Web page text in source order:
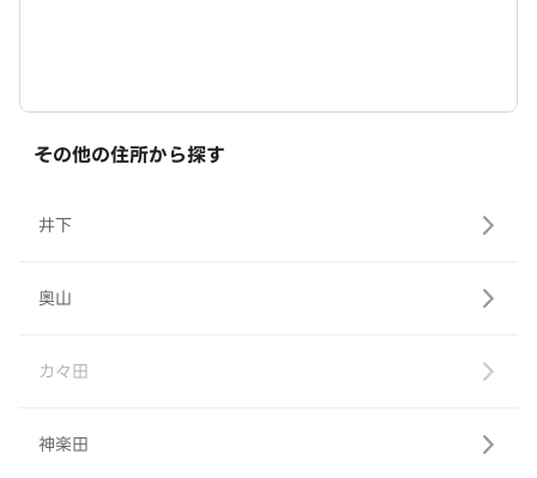
その他の住所から探す
井下
奥山
カ々田
神楽田